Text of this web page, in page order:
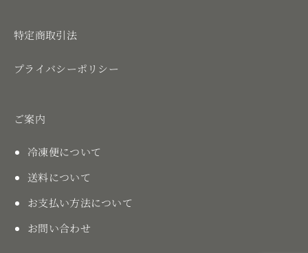
特定商取引法
プライバシーポリシー
ご案内
冷凍便について
送料について
お支払い方法について
お問い合わせ